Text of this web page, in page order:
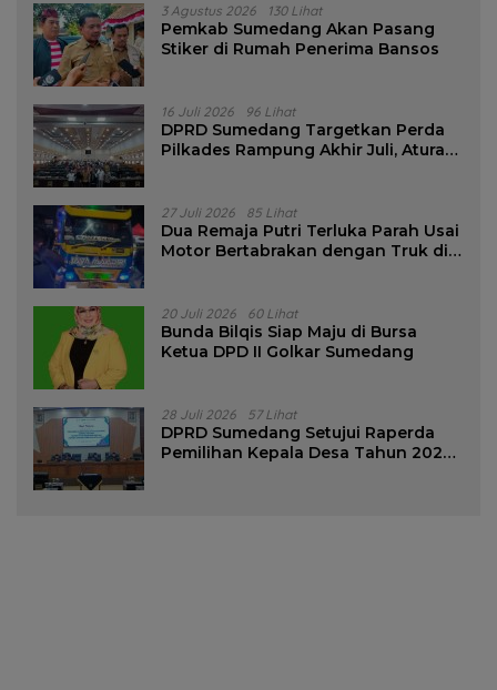
3 Agustus 2026 130 Lihat
Pemkab Sumedang Akan Pasang
Stiker di Rumah Penerima Bansos
16 Juli 2026 96 Lihat
DPRD Sumedang Targetkan Perda
Pilkades Rampung Akhir Juli, Aturan
27 Juli 2026 85 Lihat
Dua Remaja Putri Terluka Parah Usai
Motor Bertabrakan dengan Truk di
20 Juli 2026 60 Lihat
Bunda Bilqis Siap Maju di Bursa
Ketua DPD II Golkar Sumedang
28 Juli 2026 57 Lihat
DPRD Sumedang Setujui Raperda
Pemilihan Kepala Desa Tahun 2026